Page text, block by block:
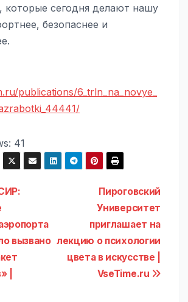
которые сегодня делают нашу
безопаснее и
publications/6_trln_na_novye_
41
Пироговский
Университет
приглашает на
лекцию о психологии
цвета в искусстве |
VseTime.ru
вызвано
|